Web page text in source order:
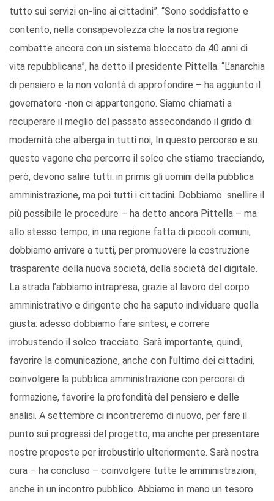
tutto sui servizi on-line ai cittadini”. “Sono soddisfatto e
contento, nella consapevolezza che la nostra regione
combatte ancora con un sistema bloccato da 40 anni di
vita repubblicana”, ha detto il presidente Pittella. “L’anarchia
di pensiero e la non volontà di approfondire – ha aggiunto il
governatore -non ci appartengono. Siamo chiamati a
recuperare il meglio del passato assecondando il grido di
modernità che alberga in tutti noi, In questo percorso e su
questo vagone che percorre il solco che stiamo tracciando,
però, devono salire tutti: in primis gli uomini della pubblica
amministrazione, ma poi tutti i cittadini. Dobbiamo snellire il
più possibile le procedure – ha detto ancora Pittella – ma
allo stesso tempo, in una regione fatta di piccoli comuni,
dobbiamo arrivare a tutti, per promuovere la costruzione
trasparente della nuova società, della società del digitale.
La strada l’abbiamo intrapresa, grazie al lavoro del corpo
amministrativo e dirigente che ha saputo individuare quella
giusta: adesso dobbiamo fare sintesi, e correre
irrobustendo il solco tracciato. Sarà importante, quindi,
favorire la comunicazione, anche con l’ultimo dei cittadini,
coinvolgere la pubblica amministrazione con percorsi di
formazione, favorire la profondità del pensiero e delle
analisi. A settembre ci incontreremo di nuovo, per fare il
punto sui progressi del progetto, ma anche per presentare
nostre proposte per irrobustirlo ulteriormente. Sarà nostra
cura – ha concluso – coinvolgere tutte le amministrazioni,
anche in un incontro pubblico. Abbiamo in mano un tesoro